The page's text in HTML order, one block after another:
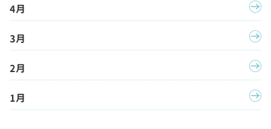
4月
3月
2月
1月